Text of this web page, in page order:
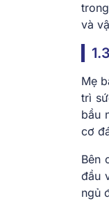
và
Mẹ
trì
bầu
cơ
Bên
đầu
ngủ